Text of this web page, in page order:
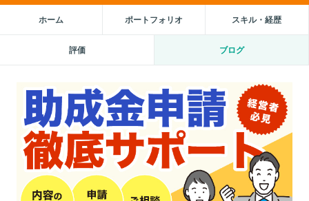
ホーム ポートフォリオ スキル・経歴
評価 ブログ